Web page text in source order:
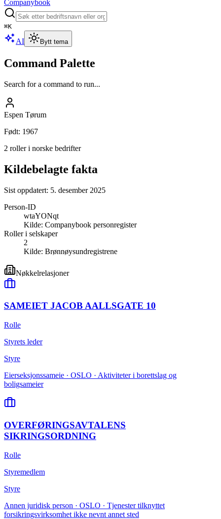
Companybook
⌘K
AI Bytt tema
Command Palette
Search for a command to run...
Espen Tørum
Født: 1967
2 roller i norske bedrifter
Kildebelagte fakta
Sist oppdatert: 5. desember 2025
Person-ID
wtaYONqt
Kilde: Companybook personregister
Roller i selskaper
2
Kilde: Brønnøysundregistrene
Nøkkelrelasjoner
SAMEIET JACOB AALLSGATE 10
Rolle
Styrets leder
Styre
Eierseksjonssameie · OSLO · Aktiviteter i borettslag og
boligsameier
OVERFØRINGSAVTALENS
SIKRINGSORDNING
Rolle
Styremedlem
Styre
Annen juridisk person · OSLO · Tjenester tilknyttet
forsikringsvirksomhet ikke nevnt annet sted